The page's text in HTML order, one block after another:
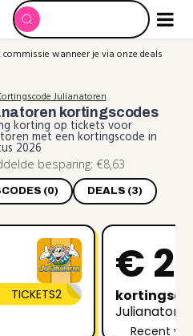
wanneer je via onze deals
Julianatoren
kortingscodes
korting op tickets voor
met een kortingscode in
2026
besparing: €8,63
(0) DEALS (3)
TICKETS2
€
Recent